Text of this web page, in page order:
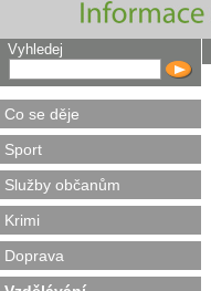
Vyhledej
Co se děje
Sport
Služby občanům
Krimi
Doprava